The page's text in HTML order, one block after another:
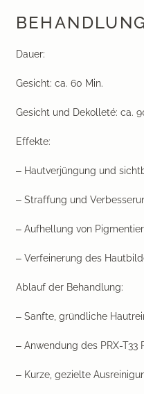
Dauer:
Gesicht: ca. 60 Min.
Gesicht und Dekolleté: ca.
Effekte:
– Hautverjüngung und
– Straffung und
– Aufhellung von
– Verfeinerung des
Ablauf der Behandlung:
– Sanfte, gründliche
– Anwendung des PRX-T33
– Kurze, gezielte